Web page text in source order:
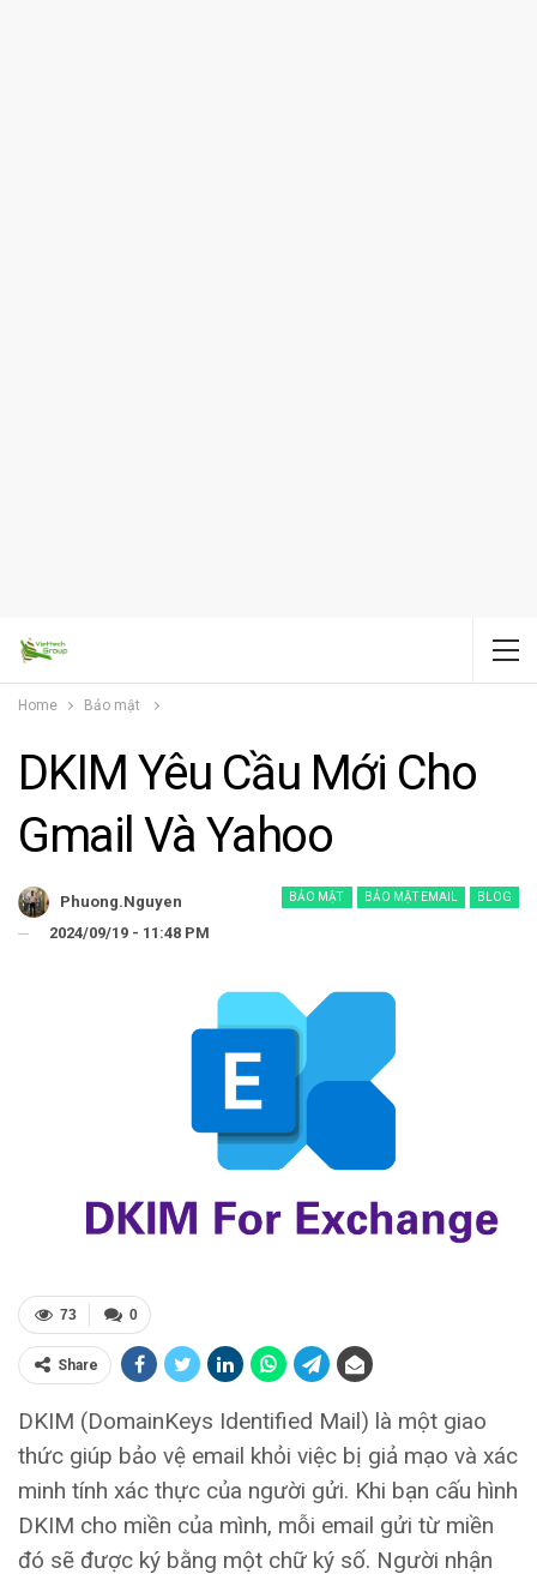
Home Bảo mật
DKIM Yêu Cầu Mới Cho
Gmail Và Yahoo
BẢO MẬT BẢO MẬT EMAIL BLOG
Phuong.nguyen
2024/09/19 - 11:48 PM
0
73
Share
DKIM (DomainKeys Identified Mail) là một giao
thức giúp bảo vệ email khỏi việc bị giả mạo và xác
minh tính xác thực của người gửi. Khi bạn cấu hình
DKIM cho miền của mình, mỗi email gửi từ miền
đó sẽ được ký bằng một chữ ký số. Người nhận